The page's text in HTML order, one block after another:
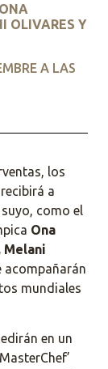
OLIVARES Y
A LAS
los
recibirá a
como el
Ona
Melani
acompañarán
mundiales
en un